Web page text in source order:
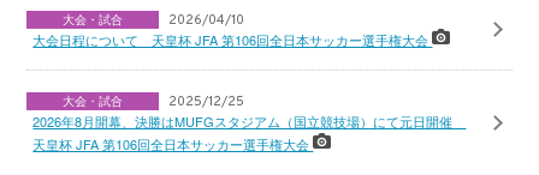
大会・試合 2026/04/10
大会日程について 天皇杯 JFA 第106回全日本サッカー選手権大会
大会・試合 2025/12/25
2026年8月開幕、決勝はMUFGスタジアム（国立競技場）にて元日開催
天皇杯 JFA 第106回全日本サッカー選手権大会